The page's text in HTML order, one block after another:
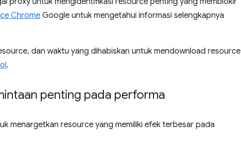
Chrome Google untuk mengetahui informasi selengkapnya
dan waktu yang dihabiskan untuk mendownload resource
.
penting pada performa
menargetkan resource yang memiliki efek terbesar pada